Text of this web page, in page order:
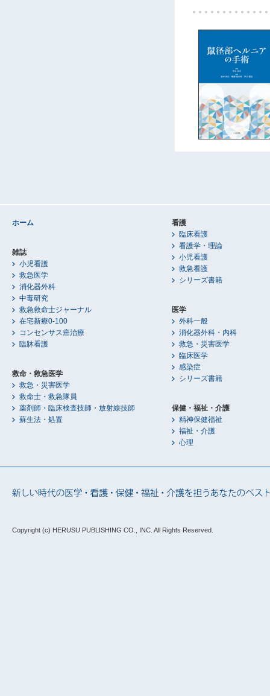
ホーム
雑誌
小児看護
救急医学
消化器外科
中毒研究
救急救命士ジャーナル
在宅新療0-100
コンセンサス癌治療
臨牀看護
救命・救急医学
救急・災害医学
救命士・救急隊員
薬剤師・臨床検査技師・放射線技師
蘇生法・処置
看護
臨床看護
看護学・理論
小児看護
救急看護
シリーズ書籍
医学
外科一般
消化器外科・内科
救急・災害医学
臨床医学
感染症
シリーズ書籍
保健・福祉・介護
精神保健福祉
福祉・介護
心理
Copyright (c) HERUSU PUBLISHING CO., INC. All Rights Reserved.